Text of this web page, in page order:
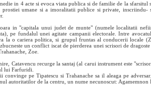
in 4 acte si evoca viata publica si de familie de la sfarsitul
prostiei umane si a imoralitatii publice si private, inscriindu-
in "capitala unui judet de munte" (numele localitatii
pe fundalul unei agitate campanii electorale. Intre
la o cariera politica, si grupul fruntas al conducerii locale
un conflict iscat de pierderea unei scrisori de
Zoe.
Catavencu recurge la santaj (al carui instrument este
lui Farfuridi.
convinge pe Tipatescu si Trahanache sa il aleaga pe
autoritatilor de la centru, un nume necunoscut: Agamemnon